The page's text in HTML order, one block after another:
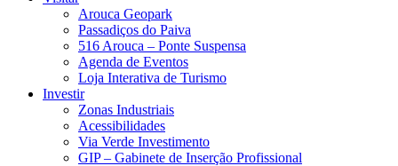
Arouca Geopark
Passadiços do Paiva
516 Arouca – Ponte Suspensa
Agenda de Eventos
Loja Interativa de Turismo
Investir
Zonas Industriais
Acessibilidades
Via Verde Investimento
GIP – Gabinete de Inserção Profissional